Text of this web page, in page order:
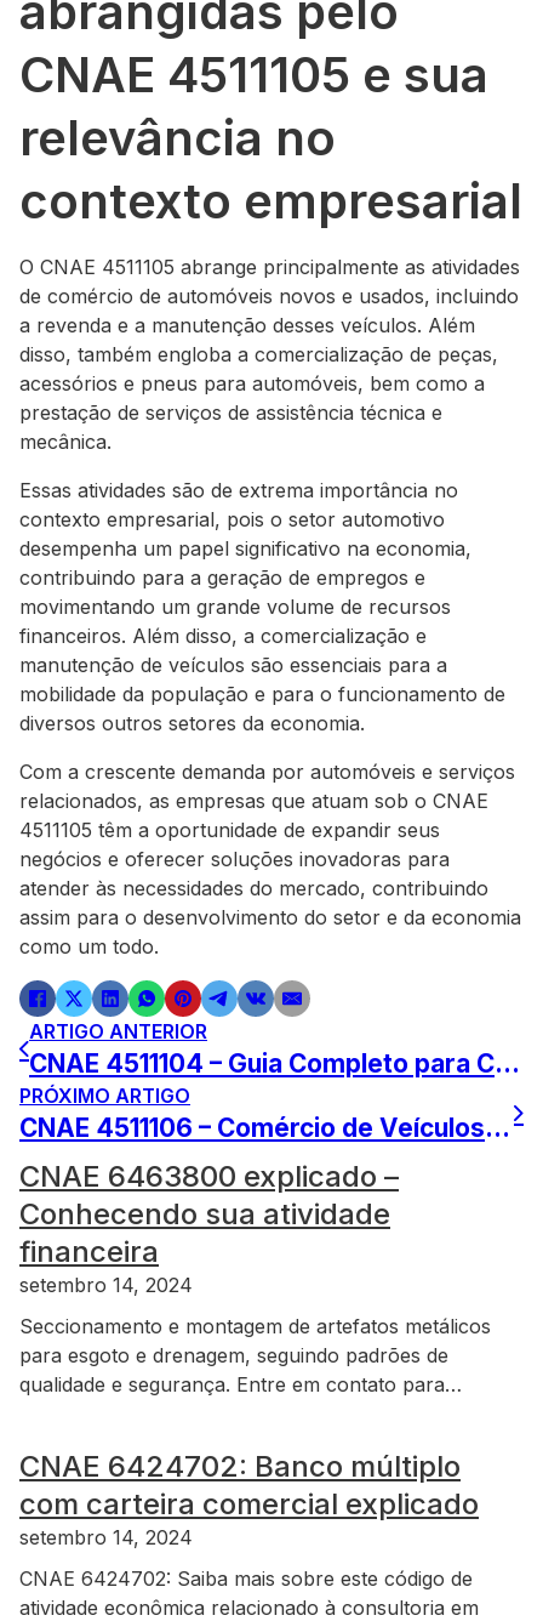
CNAE 4511105 e sua
relevância no
contexto empresarial
O CNAE 4511105 abrange principalmente as atividades
de comércio de automóveis novos e usados, incluindo
a revenda e a manutenção desses veículos. Além
disso, também engloba a comercialização de peças,
acessórios e pneus para automóveis, bem como a
prestação de serviços de assistência técnica e
mecânica.
Essas atividades são de extrema importância no
contexto empresarial, pois o setor automotivo
desempenha um papel significativo na economia,
contribuindo para a geração de empregos e
movimentando um grande volume de recursos
financeiros. Além disso, a comercialização e
manutenção de veículos são essenciais para a
mobilidade da população e para o funcionamento de
diversos outros setores da economia.
Com a crescente demanda por automóveis e serviços
relacionados, as empresas que atuam sob o CNAE
4511105 têm a oportunidade de expandir seus
negócios e oferecer soluções inovadoras para
atender às necessidades do mercado, contribuindo
assim para o desenvolvimento do setor e da economia
como um todo.
ARTIGO ANTERIOR
CNAE 4511104 – Guia Completo para Comércio de Automóveis
PRÓXIMO ARTIGO
CNAE 4511106 – Comércio de Veículos Novos: Guia Completo
CNAE 6463800 explicado –
Conhecendo sua atividade
financeira
setembro 14, 2024
Seccionamento e montagem de artefatos metálicos
para esgoto e drenagem, seguindo padrões de
qualidade e segurança. Entre em contato para…
CNAE 6424702: Banco múltiplo
com carteira comercial explicado
setembro 14, 2024
CNAE 6424702: Saiba mais sobre este código de
atividade econômica relacionado à consultoria em